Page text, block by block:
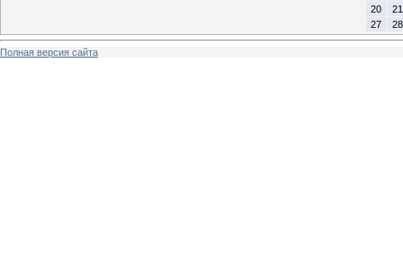
20
21
27
28
Полная версия сайта